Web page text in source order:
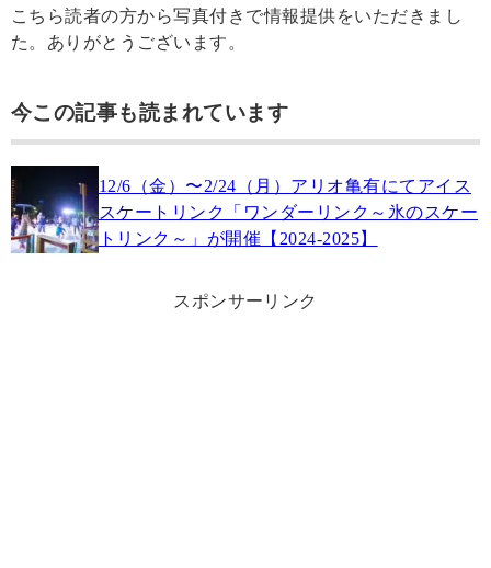
こちら読者の方から写真付きで情報提供をいただきまし
た。ありがとうございます。
今この記事も読まれています
12/6（金）〜2/24（月）アリオ亀有にてアイス
スケートリンク「ワンダーリンク～氷のスケー
トリンク～」が開催【2024-2025】
スポンサーリンク